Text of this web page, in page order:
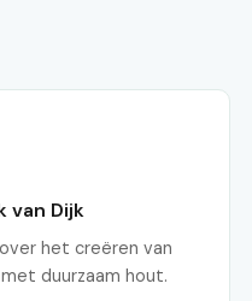
van Dijk
het creëren van
duurzaam hout.